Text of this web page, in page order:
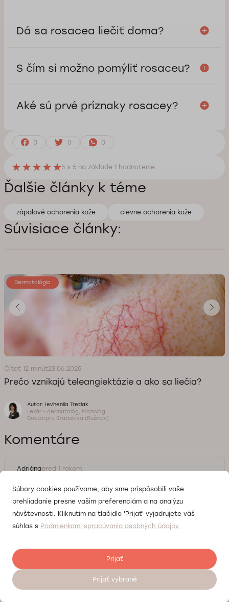
Dá sa rosacea liečiť doma?
S čím si možno pomýliť rosaceu?
Aké sú prvé príznaky rosacey?
0 0 0
5 s 5 na základe 1 hodnotenie
Ďalšie články k téme
zápalové ochorenia kože cievne ochorenia kože
Súvisiace články:
Dermatológia
Čítať 12 minút23.06.2025
Prečo vznikajú teleangiektázie a ako sa liečia?
Autor: Ievheniia Tretiak
Lekár - dermatológ, trichológ.
Doktorpro Bratislava (Ružinov)
Komentáre
Adriánapred 1 rokom
Dobrý deň, prečo vyrážky, ktoré sa objavujú pri rosacei,
Ievheniia Tretiak pred 1 rokom
príznaky sa nemusia vytratiť ani v priebehu
príznakov rosacey sa odporúča vyhľadať
Súbory cookies používame, aby sme prispôsobili vaše
prehliadanie presne vašim preferenciám a na analýzu
návštevnosti. Kliknutím na tlačidlo 'Prijať' vyjadrujete váš
súhlas s Podmienkami spracúvania osobných údajov.
Prijať
Prijať vybrané
Objednať sa na vyšetrenie 24/7